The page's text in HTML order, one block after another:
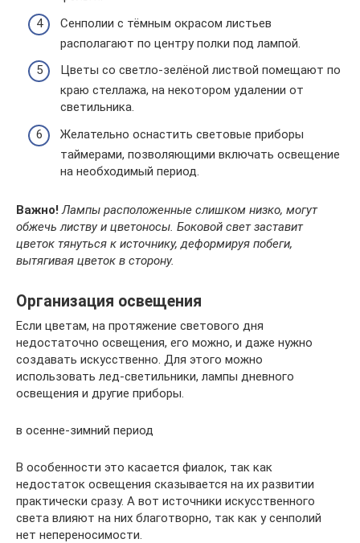
Сенполии с тёмным окрасом листьев
располагают по центру полки под лампой.
Цветы со светло-зелёной листвой помещают по
краю стеллажа, на некотором удалении от
светильника.
Желательно оснастить световые приборы
таймерами, позволяющими включать освещение
на необходимый период.
Важно! Лампы расположенные слишком низко, могут
обжечь листву и цветоносы. Боковой свет заставит
цветок тянуться к источнику, деформируя побеги,
вытягивая цветок в сторону.
Организация освещения
Если цветам, на протяжение светового дня
недостаточно освещения, его можно, и даже нужно
создавать искусственно. Для этого можно
использовать лед-светильники, лампы дневного
освещения и другие приборы.
в осенне-зимний период
В особенности это касается фиалок, так как
недостаток освещения сказывается на их развитии
практически сразу. А вот источники искусственного
света влияют на них благотворно, так как у сенполий
нет непереносимости.